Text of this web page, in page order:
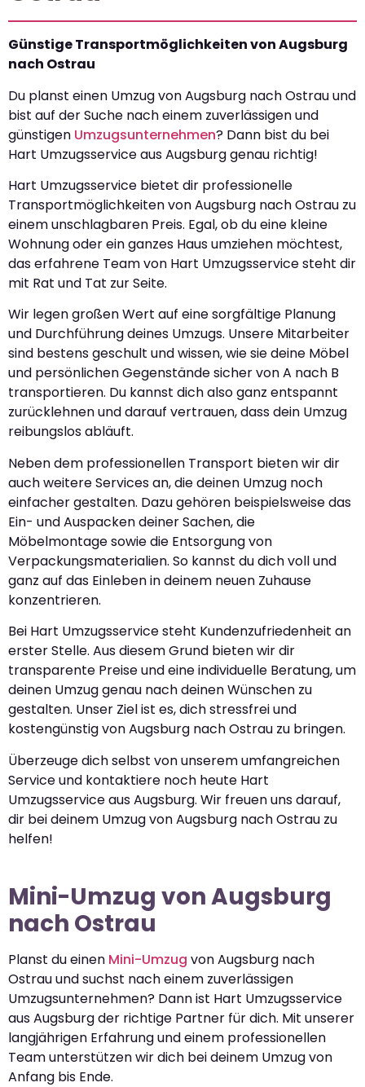
Günstige Transportmöglichkeiten von Augsburg
nach Ostrau
Du planst einen Umzug von Augsburg nach Ostrau und
bist auf der Suche nach einem zuverlässigen und
günstigen Umzugsunternehmen? Dann bist du bei
Hart Umzugsservice aus Augsburg genau richtig!
Hart Umzugsservice bietet dir professionelle
Transportmöglichkeiten von Augsburg nach Ostrau zu
einem unschlagbaren Preis. Egal, ob du eine kleine
Wohnung oder ein ganzes Haus umziehen möchtest,
das erfahrene Team von Hart Umzugsservice steht dir
mit Rat und Tat zur Seite.
Wir legen großen Wert auf eine sorgfältige Planung
und Durchführung deines Umzugs. Unsere Mitarbeiter
sind bestens geschult und wissen, wie sie deine Möbel
und persönlichen Gegenstände sicher von A nach B
transportieren. Du kannst dich also ganz entspannt
zurücklehnen und darauf vertrauen, dass dein Umzug
reibungslos abläuft.
Neben dem professionellen Transport bieten wir dir
auch weitere Services an, die deinen Umzug noch
einfacher gestalten. Dazu gehören beispielsweise das
Ein- und Auspacken deiner Sachen, die
Möbelmontage sowie die Entsorgung von
Verpackungsmaterialien. So kannst du dich voll und
ganz auf das Einleben in deinem neuen Zuhause
konzentrieren.
Bei Hart Umzugsservice steht Kundenzufriedenheit an
erster Stelle. Aus diesem Grund bieten wir dir
transparente Preise und eine individuelle Beratung, um
deinen Umzug genau nach deinen Wünschen zu
gestalten. Unser Ziel ist es, dich stressfrei und
kostengünstig von Augsburg nach Ostrau zu bringen.
Überzeuge dich selbst von unserem umfangreichen
Service und kontaktiere noch heute Hart
Umzugsservice aus Augsburg. Wir freuen uns darauf,
dir bei deinem Umzug von Augsburg nach Ostrau zu
helfen!
Mini-Umzug von Augsburg
nach Ostrau
Planst du einen Mini-Umzug von Augsburg nach
Ostrau und suchst nach einem zuverlässigen
Umzugsunternehmen? Dann ist Hart Umzugsservice
aus Augsburg der richtige Partner für dich. Mit unserer
langjährigen Erfahrung und einem professionellen
Team unterstützen wir dich bei deinem Umzug von
Anfang bis Ende.